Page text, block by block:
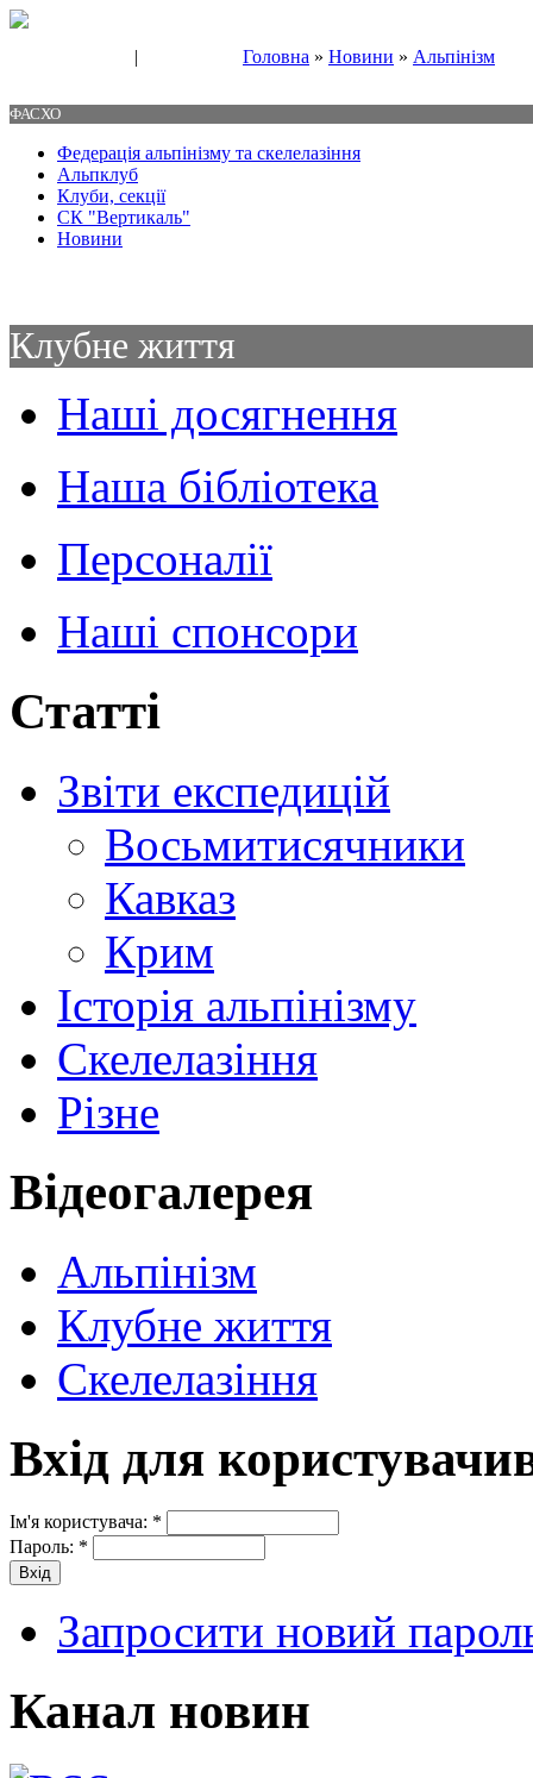
| Головна » Новини » Альпінізм
ФАСХО
Федерація альпінізму та скелелазіння
Альпклуб
Клуби, секції
СК "Вертикаль"
Новини
Клубне життя
Наші досягнення
Наша бібліотека
Персоналії
Наші спонсори
Статті
Звіти експедицій
Восьмитисячники
Кавказ
Крим
Історія альпінізму
Скелелазіння
Різне
Відеогалерея
Альпінізм
Клубне життя
Скелелазіння
Вхід для
Ім'я користувача: *
Пароль: *
Запросити новий
Канал новин